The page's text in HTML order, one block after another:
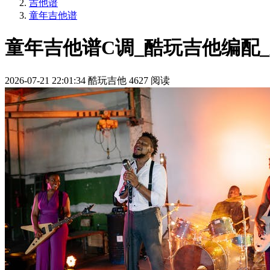
吉他谱
童年吉他谱
童年吉他谱C调_酷玩吉他编配
2026-07-21 22:01:34 酷玩吉他 4627 阅读